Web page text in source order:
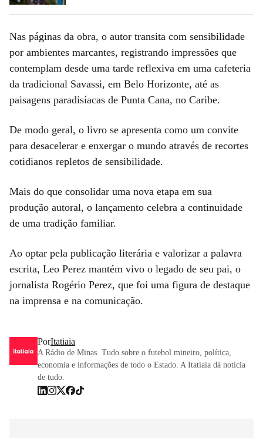
Nas páginas da obra, o autor transita com sensibilidade
por ambientes marcantes, registrando impressões que
contemplam desde uma tarde reflexiva em uma cafeteria
da tradicional Savassi, em Belo Horizonte, até as
paisagens paradisíacas de Punta Cana, no Caribe.
De modo geral, o livro se apresenta como um convite
para desacelerar e enxergar o mundo através de recortes
cotidianos repletos de sensibilidade.
Mais do que consolidar uma nova etapa em sua
produção autoral, o lançamento celebra a continuidade
de uma tradição familiar.
Ao optar pela publicação literária e valorizar a palavra
escrita, Leo Perez mantém vivo o legado de seu pai, o
jornalista Rogério Perez, que foi uma figura de destaque
na imprensa e na comunicação.
PorItatiaia
A Rádio de Minas. Tudo sobre o futebol mineiro, política,
economia e informações de todo o Estado. A Itatiaia dá notícia
de tudo.